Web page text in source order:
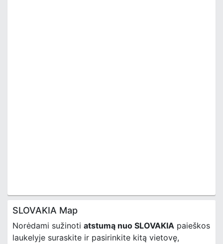
SLOVAKIA Map
Norėdami sužinoti atstumą nuo SLOVAKIA paieškos
laukelyje suraskite ir pasirinkite kitą vietovę,